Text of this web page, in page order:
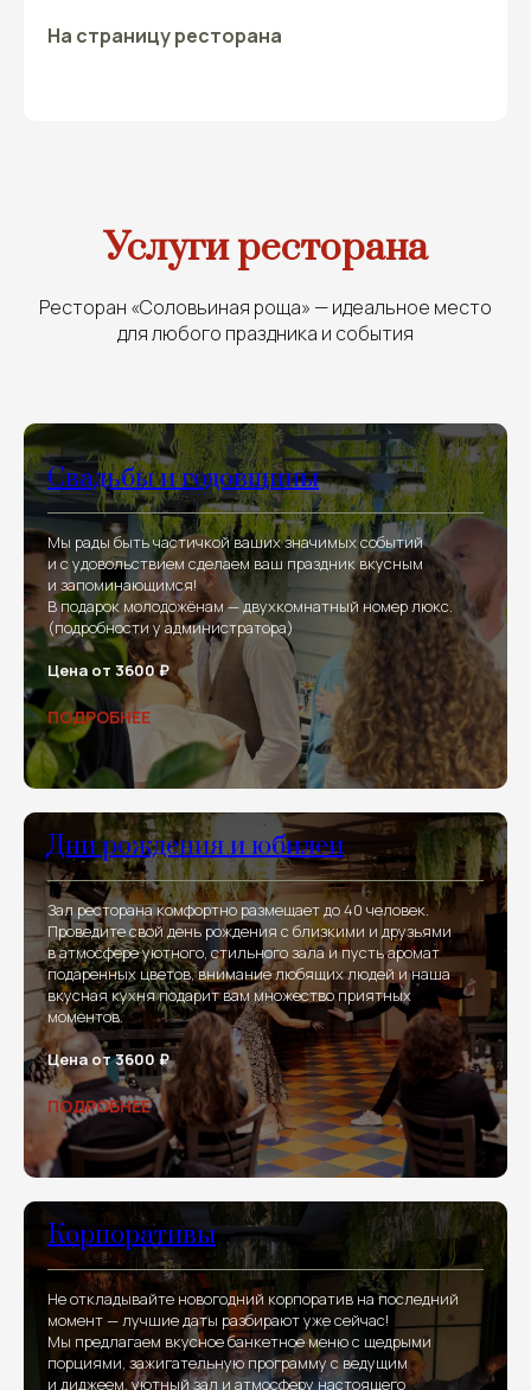
На страницу ресторана
Услуги ресторана
Ресторан «Соловьиная роща» — идеальное место
для любого праздника и события
Свадьбы и годовщины
Мы рады быть частичкой ваших значимых событий
и с удовольствием сделаем ваш праздник вкусным
и запоминающимся!
В подарок молодожёнам — двухкомнатный номер люкс.
(подробности у администратора)
Цена от 3600 ₽
ПОДРОБНЕЕ
Дни рождения и юбилеи
Зал ресторана комфортно размещает до 40 человек.
Проведите свой день рождения с близкими и друзьями
в атмосфере уютного, стильного зала и пусть аромат
подаренных цветов, внимание любящих людей и наша
вкусная кухня подарит вам множество приятных
моментов.
Цена от 3600 ₽
ПОДРОБНЕЕ
Корпоративы
Не откладывайте новогодний корпоратив на последний
момент — лучшие даты разбирают уже сейчас!
Мы предлагаем вкусное банкетное меню с щедрыми
порциями, зажигательную программу с ведущим
и диджеем, уютный зал и атмосферу настоящего